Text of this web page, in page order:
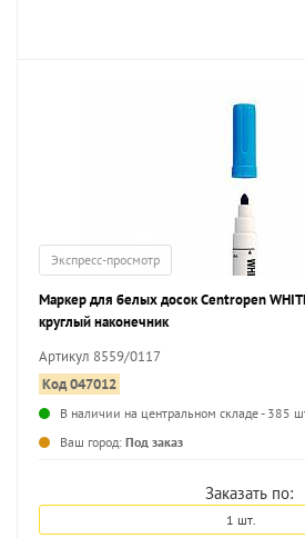
Экспресс-просмотр
Маркер для белых досок Centropen
круглый наконечник
Артикул 8559/0117
Код 047012
В наличии на центральном складе - 385
Ваш город: Под заказ
Заказать по:
1 шт.